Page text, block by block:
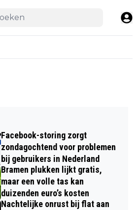
Facebook-storing zorgt
zondagochtend voor problemen
bij gebruikers in Nederland
Bramen plukken lijkt gratis,
maar een volle tas kan
duizenden euro’s kosten
Nachtelijke onrust bij flat aan